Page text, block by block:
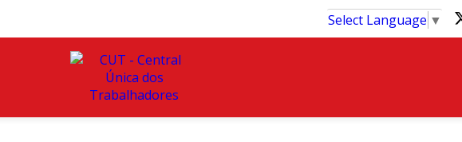
Select Language ▼